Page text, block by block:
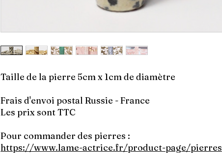
Taille de la pierre 5cm x 1cm de diamètre
Frais d'envoi postal Russie - France
Les prix sont TTC
Pour commander des pierres :
https://www.lame-actrice.fr/product-page/pierres